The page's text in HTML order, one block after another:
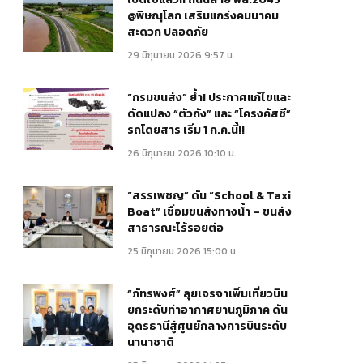
@พิษณุโลก เสริมแกร่งคมนาคม
สะดวก ปลอดภัย
29 มิถุนายน 2026 9:57 น.
“กรมขนส่ง” ย้ำ! ประกาศแก้ไขและ
ดัดแปลง “ตัวถัง” และ “โครงคัสซี”
รถโดยสาร เริ่ม 1 ก.ค.นี้!!
26 มิถุนายน 2026 10:10 น.
“สรรเพชญ” ดัน “School & Taxi
Boat” เชื่อมขนส่งทางน้ำ – ขนส่ง
สาธารณะไร้รอยต่อ
25 มิถุนายน 2026 15:00 น.
“ภัทรพงศ์” ลุยเจรจาเพิ่มเที่ยวบิน
ยกระดับท่าอากาศยานภูมิภาค ดัน
อุดรธานีสู่ศูนย์กลางการบินระดับ
นานาชาติ